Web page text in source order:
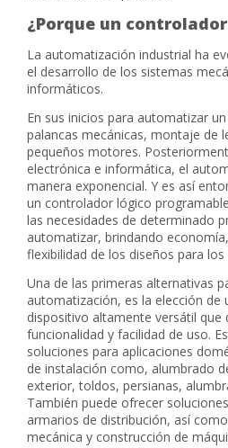
¿Porque un controlador
La automatización industrial ha
el desarrollo de los sistemas
informáticos.
En sus inicios para automatizar
palancas mecánicas, montaje de
pequeños motores.
electrónica e informática, el
manera exponencial. Y es así
un controlador lógico
las necesidades de determinado
automatizar, brindando
flexibilidad de los diseños para los
Una de las primeras alternativas
automatización, es la elección de
dispositivo altamente versátil que
funcionalidad y facilidad de uso.
soluciones para aplicaciones
de instalación como, alumbrado
exterior, toldos, persianas,
También puede ofrecer
armarios de distribución, así
mecánica y construcción de